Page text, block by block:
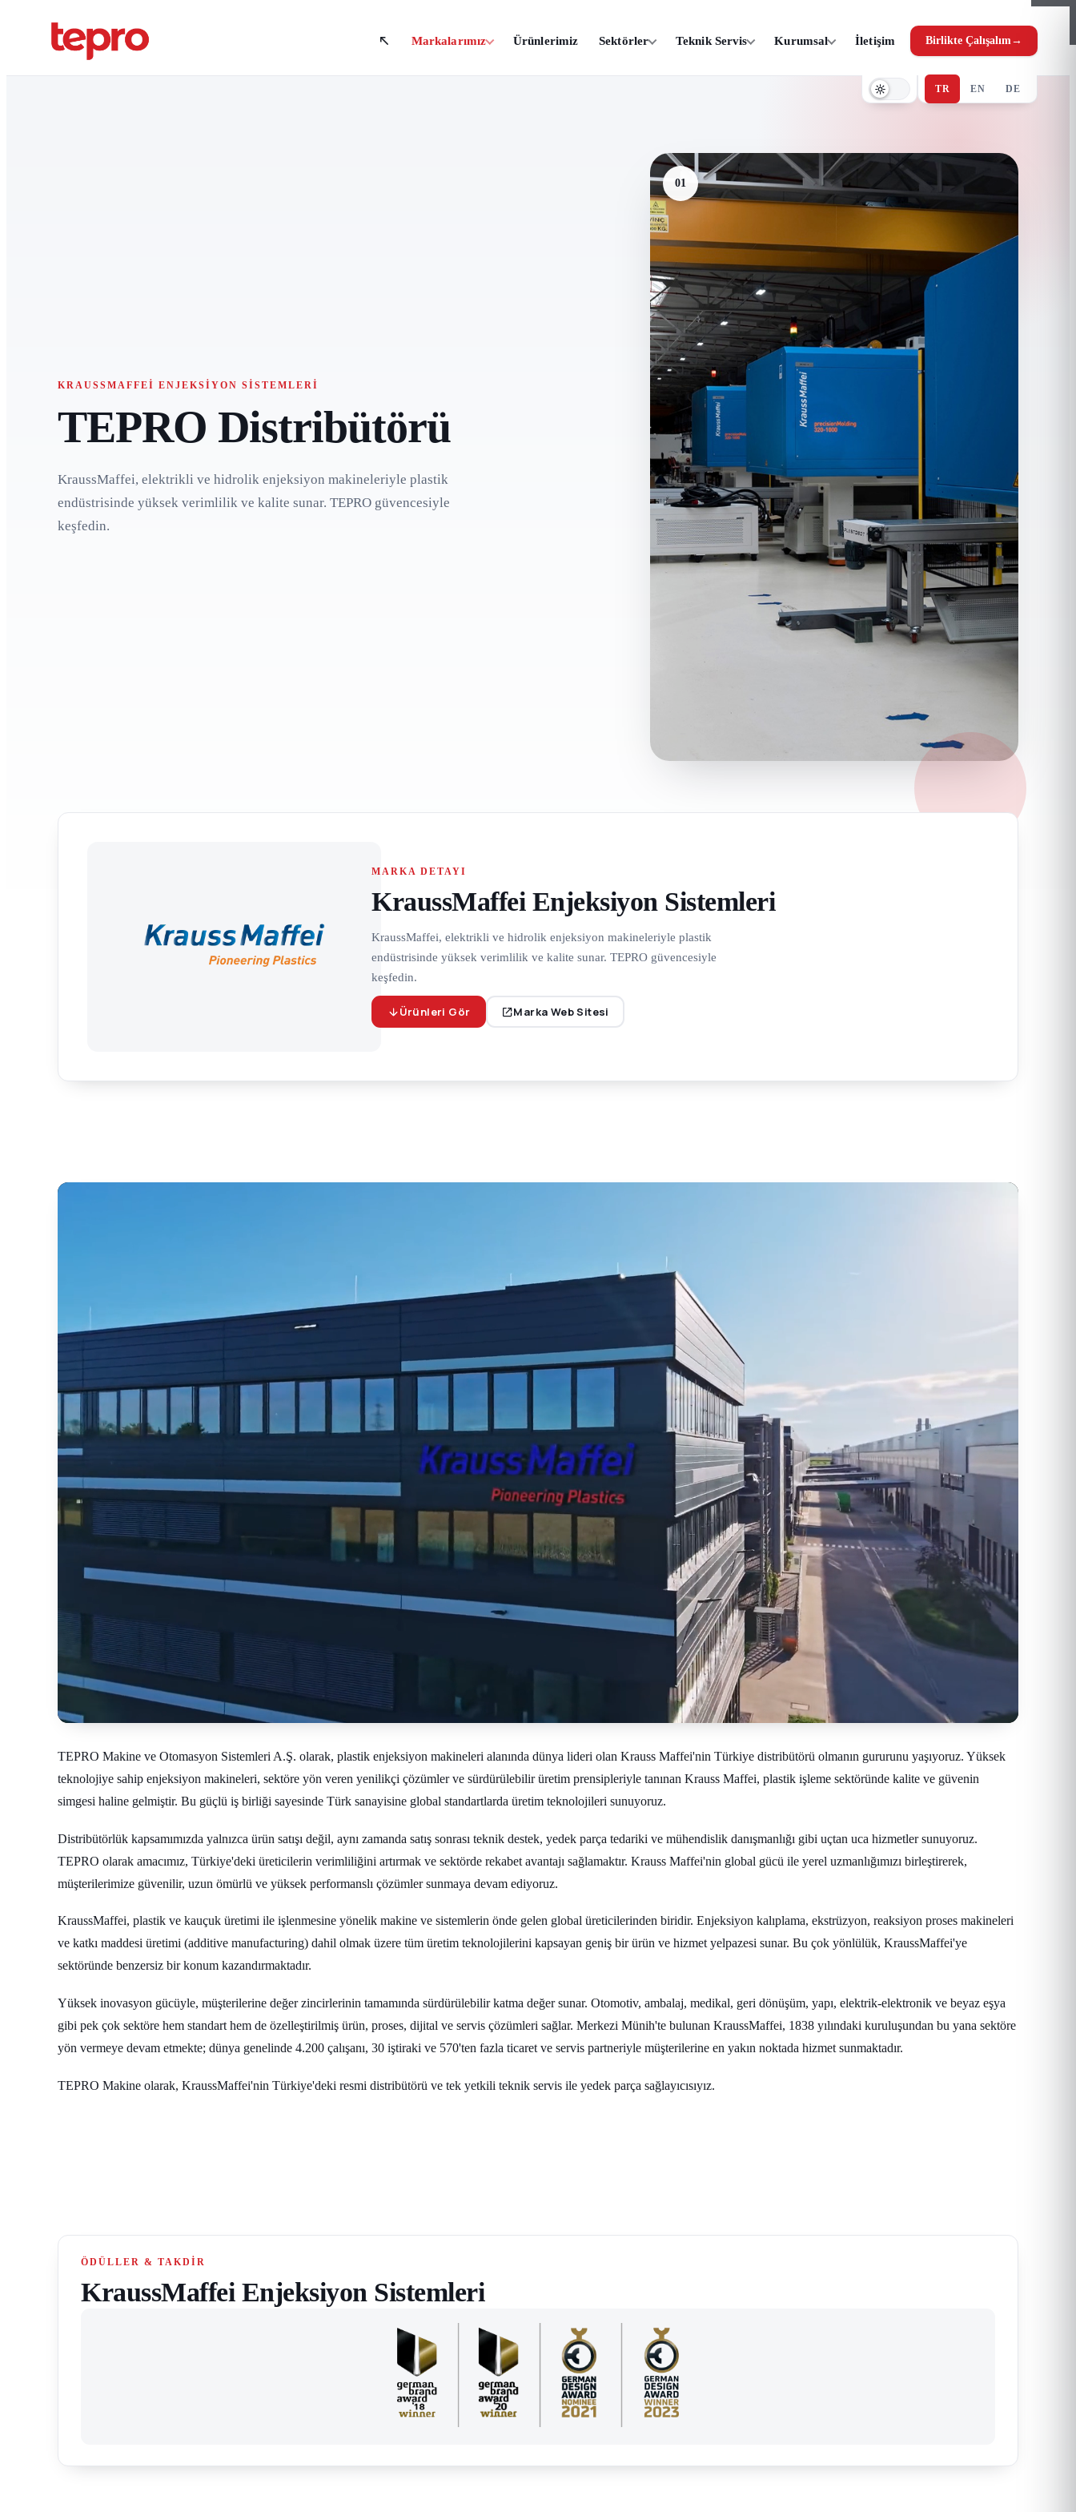
Markalarımız Ürünlerimiz Sektörler Teknik Servis Kurumsal İletişim Birlikte Çalışalım→
TR EN DE
KRAUSSMAFFEI ENJEKSIYON SISTEMLERI
TEPRO Distribütörü
KraussMaffei, elektrikli ve hidrolik enjeksiyon makineleriyle plastik
endüstrisinde yüksek verimlilik ve kalite sunar. TEPRO güvencesiyle
keşfedin.
01
MARKA DETAYI
KraussMaffei Enjeksiyon Sistemleri
KraussMaffei, elektrikli ve hidrolik enjeksiyon makineleriyle plastik
endüstrisinde yüksek verimlilik ve kalite sunar. TEPRO güvencesiyle
keşfedin.
Ürünleri Gör Marka Web Sitesi
TEPRO Makine ve Otomasyon Sistemleri A.Ş. olarak, plastik enjeksiyon makineleri alanında dünya lideri olan Krauss Maffei'nin Türkiye distribütörü olmanın gururunu yaşıyoruz. Yüksek
teknolojiye sahip enjeksiyon makineleri, sektöre yön veren yenilikçi çözümler ve sürdürülebilir üretim prensipleriyle tanınan Krauss Maffei, plastik işleme sektöründe kalite ve güvenin
simgesi haline gelmiştir. Bu güçlü iş birliği sayesinde Türk sanayisine global standartlarda üretim teknolojileri sunuyoruz.
Distribütörlük kapsamımızda yalnızca ürün satışı değil, aynı zamanda satış sonrası teknik destek, yedek parça tedariki ve mühendislik danışmanlığı gibi uçtan uca hizmetler sunuyoruz.
TEPRO olarak amacımız, Türkiye'deki üreticilerin verimliliğini artırmak ve sektörde rekabet avantajı sağlamaktır. Krauss Maffei'nin global gücü ile yerel uzmanlığımızı birleştirerek,
müşterilerimize güvenilir, uzun ömürlü ve yüksek performanslı çözümler sunmaya devam ediyoruz.
KraussMaffei, plastik ve kauçuk üretimi ile işlenmesine yönelik makine ve sistemlerin önde gelen global üreticilerinden biridir. Enjeksiyon kalıplama, ekstrüzyon, reaksiyon proses makineleri
ve katkı maddesi üretimi (additive manufacturing) dahil olmak üzere tüm üretim teknolojilerini kapsayan geniş bir ürün ve hizmet yelpazesi sunar. Bu çok yönlülük, KraussMaffei'ye
sektöründe benzersiz bir konum kazandırmaktadır.
Yüksek inovasyon gücüyle, müşterilerine değer zincirlerinin tamamında sürdürülebilir katma değer sunar. Otomotiv, ambalaj, medikal, geri dönüşüm, yapı, elektrik-elektronik ve beyaz eşya
gibi pek çok sektöre hem standart hem de özelleştirilmiş ürün, proses, dijital ve servis çözümleri sağlar. Merkezi Münih'te bulunan KraussMaffei, 1838 yılındaki kuruluşundan bu yana sektöre
yön vermeye devam etmekte; dünya genelinde 4.200 çalışanı, 30 iştiraki ve 570'ten fazla ticaret ve servis partneriyle müşterilerine en yakın noktada hizmet sunmaktadır.
TEPRO Makine olarak, KraussMaffei'nin Türkiye'deki resmi distribütörü ve tek yetkili teknik servis ile yedek parça sağlayıcısıyız.
ÖDÜLLER & TAKDIR
KraussMaffei Enjeksiyon Sistemleri